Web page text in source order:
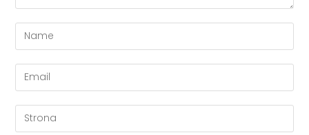
Enter
your
name
or
to
Enter
your
email
address
Enter
your